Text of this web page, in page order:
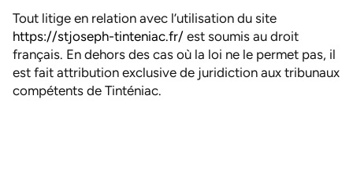
Tout litige en relation avec l’utilisation du site
https://stjoseph-tinteniac.fr/ est soumis au droit
français. En dehors des cas où la loi ne le permet pas, il
est fait attribution exclusive de juridiction aux tribunaux
compétents de Tinténiac.